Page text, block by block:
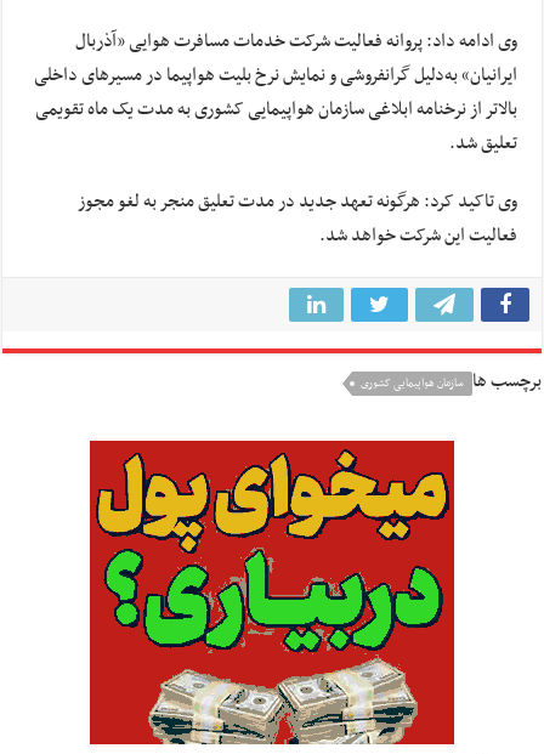
وی ادامه داد: پروانه فعالیت شرکت خدمات مسافرت هوایی «آذربال
ایرانیان» به‌دلیل گرانفروشی و نمایش نرخ بلیت هواپیما در مسیرهای داخلی
بالاتر از نرخنامه ابلاغی سازمان هواپیمایی کشوری به مدت یک ماه تقویمی
تعلیق شد.
وی تاکید کرد: هرگونه تعهد جدید در مدت تعلیق منجر به لغو مجوز
فعالیت این شرکت خواهد شد.
برچسب ها سازمان هواپیمایی کشوری